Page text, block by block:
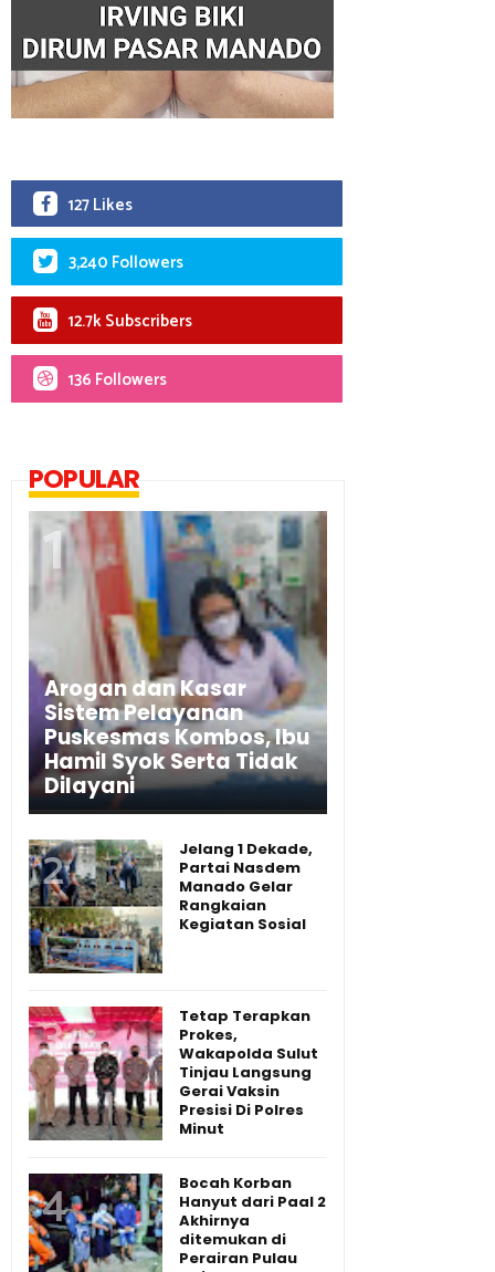
127 Likes
3,240 Followers
12.7k Subscribers
136 Followers
POPULAR
Arogan dan Kasar
Sistem Pelayanan
Puskesmas Kombos, Ibu
Hamil Syok Serta Tidak
Dilayani
Jelang 1 Dekade,
Partai Nasdem
Manado Gelar
Rangkaian
Kegiatan Sosial
Tetap Terapkan
Prokes,
Wakapolda Sulut
Tinjau Langsung
Gerai Vaksin
Presisi Di Polres
Minut
Bocah Korban
Hanyut dari Paal 2
Akhirnya
ditemukan di
Perairan Pulau